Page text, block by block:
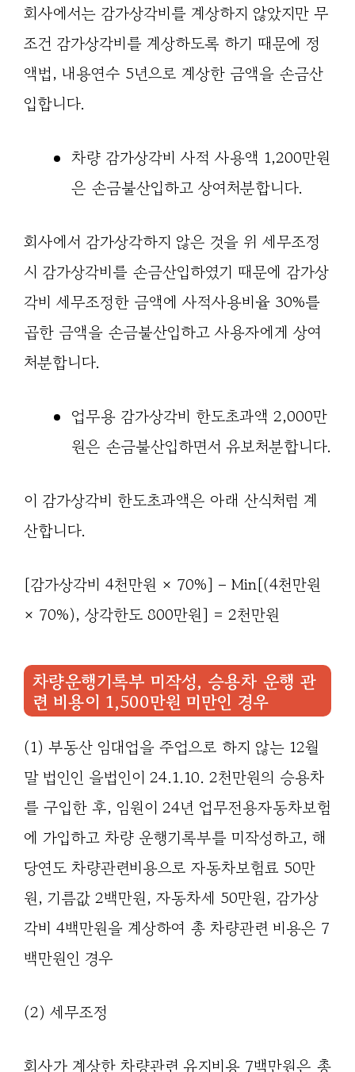
회사에서는 감가상각비를 계상하지 않았지만 무
조건 감가상각비를 계상하도록 하기 때문에 정
액법, 내용연수 5년으로 계상한 금액을 손금산
입합니다.
차량 감가상각비 사적 사용액 1,200만원
은 손금불산입하고 상여처분합니다.
회사에서 감가상각하지 않은 것을 위 세무조정
시 감가상각비를 손금산입하였기 때문에 감가상
각비 세무조정한 금액에 사적사용비율 30%를
곱한 금액을 손금불산입하고 사용자에게 상여
처분합니다.
업무용 감가상각비 한도초과액 2,000만
원은 손금불산입하면서 유보처분합니다.
이 감가상각비 한도초과액은 아래 산식처럼 계
산합니다.
[감가상각비 4천만원 × 70%] – Min[(4천만원
× 70%), 상각한도 800만원] = 2천만원
차량운행기록부 미작성, 승용차 운행 관
련 비용이 1,500만원 미만인 경우
(1) 부동산 임대업을 주업으로 하지 않는 12월
말 법인인 을법인이 24.1.10. 2천만원의 승용차
를 구입한 후, 임원이 24년 업무전용자동차보험
에 가입하고 차량 운행기록부를 미작성하고, 해
당연도 차량관련비용으로 자동차보험료 50만
원, 기름값 2백만원, 자동차세 50만원, 감가상
각비 4백만원을 계상하여 총 차량관련 비용은 7
백만원인 경우
(2) 세무조정
회사가 계상한 차량관련 유지비용 7백만원은 총